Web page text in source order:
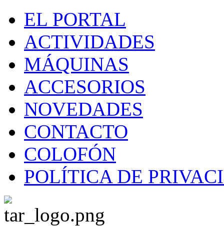
EL PORTAL
ACTIVIDADES
MÁQUINAS
ACCESORIOS
NOVEDADES
CONTACTO
COLOFÓN
POLÍTICA DE